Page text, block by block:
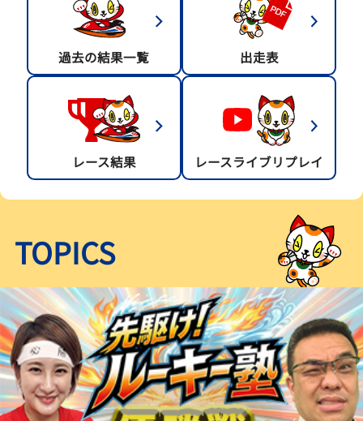
過去の結果一覧 出走表
レース結果 レースライブリプレイ
TOPICS